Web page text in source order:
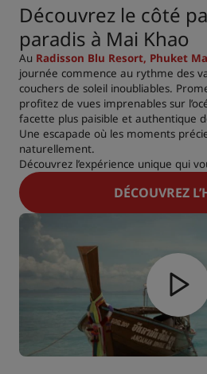
Découvrez le côté
paradis à Mai Khao
Au Radisson Blu Resort, Phuket
journée commence au rythme des
couchers de soleil inoubliables.
profitez de vues imprenables sur
facette plus paisible et authentique
Une escapade où les moments
naturellement.
Découvrez l’expérience unique qui
DÉCOUVREZ